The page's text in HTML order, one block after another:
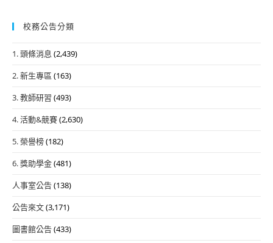
校務公告分類
1. 頭條消息 (2,439)
2. 新生專區 (163)
3. 教師研習 (493)
4. 活動&競賽(2,630)
5. 榮譽榜(182)
6. 獎助學金(481)
人事室公告(138)
公告來文(3,171)
圖書館公告(433)